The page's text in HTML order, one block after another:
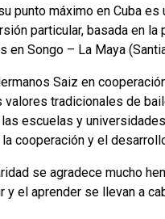
punto máximo en Cuba
particular, basada en
Songo – La Maya
Saiz en
tradicionales de
escuelas y
cooperación y el
se agradece mucho
y el aprender se llevan a